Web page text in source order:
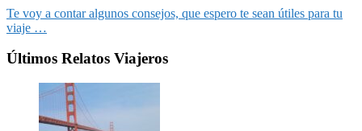
Te voy a contar algunos consejos, que espero te sean útiles para tu
viaje …
Últimos Relatos Viajeros